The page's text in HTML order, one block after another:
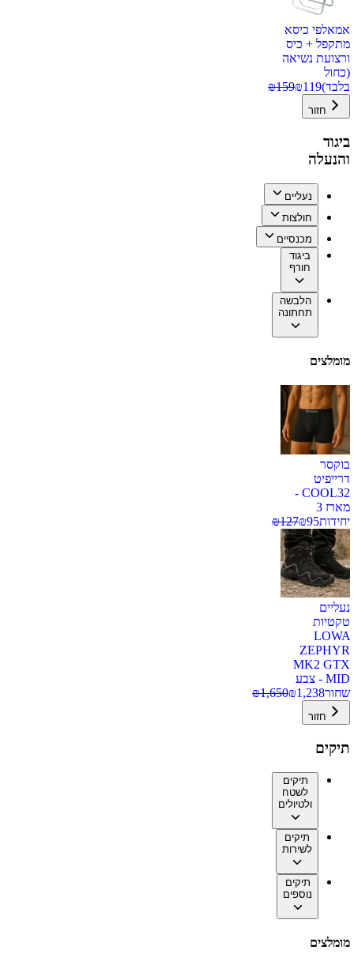
אמאלפי כיסא
מתקפל + כיס
ורצועת נשיאה
(כחול
בלבד)
₪119
₪159
חזור
ביגוד
והנעלה
נעליים
חולצות
מכנסיים
ביגוד
חורף
הלבשה
תחתונה
מומלצים
בוקסר
דרייפיט
COOL32 -
מארז 3
יחידות
₪95
₪127
נעליים
טקטיות
LOWA
ZEPHYR
MK2 GTX
MID - צבע
שחור
₪1,238
₪1,650
חזור
תיקים
תיקים
לשטח
ולטיולים
תיקים
לשירות
תיקים
נוספים
מומלצים